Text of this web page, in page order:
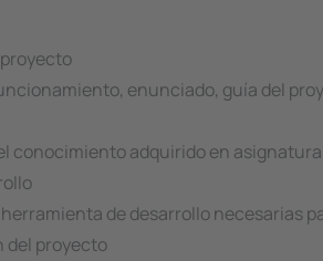
enunciado, guía del
conocimiento adquirido en
de desarrollo necesarias
del proyecto